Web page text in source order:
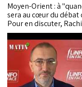
Moyen-Orient : à
sera au cœur du débat
Pour en discuter,
du cabinet Safe Skills
Gendarmerie Royale.